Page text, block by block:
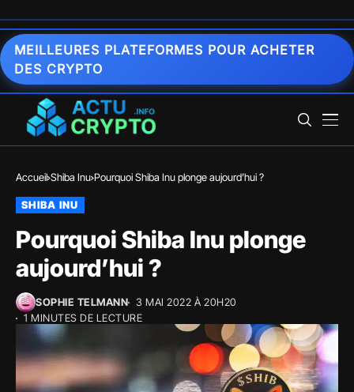
MEILLEURES PLATEFORMES POUR ACHETER
DES CRYPTO
Accueil Shiba Inu Pourquoi Shiba Inu plonge aujourd’hui ?
SHIBA INU
Pourquoi Shiba Inu plonge
aujourd’hui ?
SOPHIE TELMANN
3 MAI 2022 À 20H20
1 MINUTES DE LECTURE